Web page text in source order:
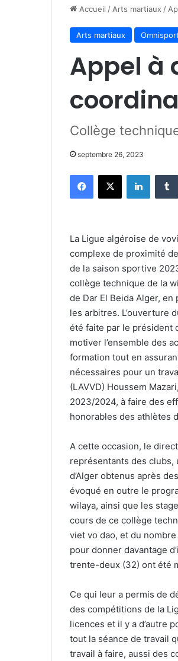
Accueil / Arts martiaux /
Arts martiaux Omnisport
Appel à
Collège
septembre 26, 2023
Facebook
X Linkedin
La Ligue algéroise de
complexe de proximité
de la saison sportive
collège technique de la
de Dar El Beida Alger,
les arbitres. L’ouverture
été faite par le président
motiver l’ensemble des
formation tout en
nécessaires pour un
(LAVVD) Houssem
2023/2024, à faire des
honorables des athlètes
A cette occasion, le
représentants des clubs,
d’Alger obtenus après
évoqué en outre le
wilaya, ainsi que les
cours de ce collège
viet vo dao, et du
pour donner davantage
trente-deux (32) ont été
Ce qui leur a permis de
des compétitions de la
licences et il y a d’autre
tout la séance de travail
travail à faire, aussi des